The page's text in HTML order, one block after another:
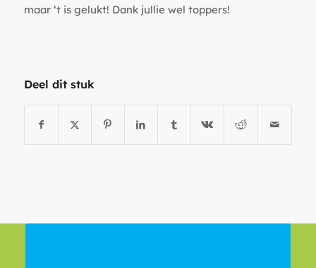
maar ‘t is gelukt! Dank jullie wel toppers!
Deel dit stuk